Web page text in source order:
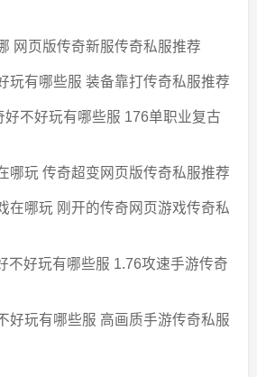
网页版传奇新服传奇私服推荐
玩有哪些服 装备靠打传奇私服推荐
好不好玩有哪些服 176单职业复古
哪玩 传奇超变网页版传奇私服推荐
在哪玩 刚开的传奇网页游戏传奇私
不好玩有哪些服 1.76攻速手游传奇
好玩有哪些服 高画质手游传奇私服